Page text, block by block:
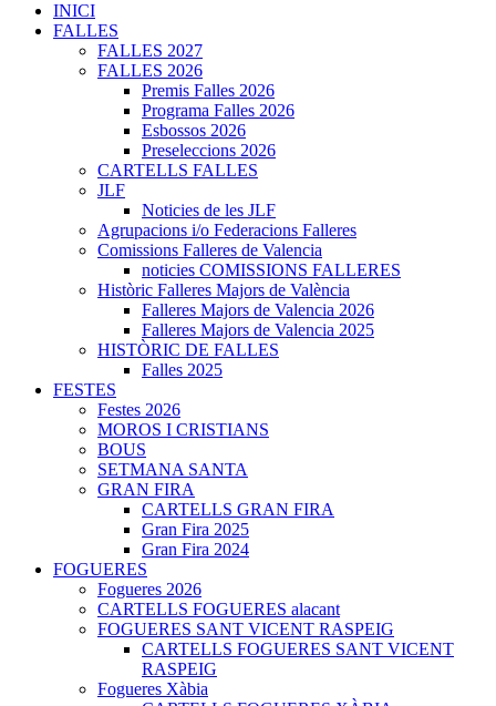
INICI
FALLES
FALLES 2027
FALLES 2026
Premis Falles 2026
Programa Falles 2026
Esbossos 2026
Preseleccions 2026
CARTELLS FALLES
JLF
Noticies de les JLF
Agrupacions i/o Federacions Falleres
Comissions Falleres de Valencia
noticies COMISSIONS FALLERES
Històric Falleres Majors de València
Falleres Majors de Valencia 2026
Falleres Majors de Valencia 2025
HISTÒRIC DE FALLES
Falles 2025
FESTES
Festes 2026
MOROS I CRISTIANS
BOUS
SETMANA SANTA
GRAN FIRA
CARTELLS GRAN FIRA
Gran Fira 2025
Gran Fira 2024
FOGUERES
Fogueres 2026
CARTELLS FOGUERES alacant
FOGUERES SANT VICENT RASPEIG
CARTELLS FOGUERES SANT VICENT
RASPEIG
Fogueres Xàbia